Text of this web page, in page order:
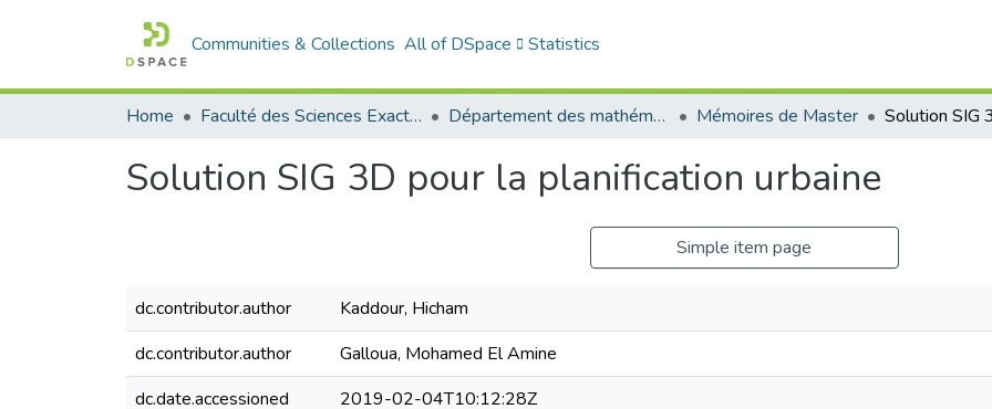
Communities & Collections All of DSpace Statistics
Home Faculté des Sciences Exactes et de l'Informatique Département des mathématiques et informatique Mémoires de Master
Solution SIG 3D pour la planification urbaine
Simple item page
dc.contributor.author
Kaddour, Hicham
dc.contributor.author
Galloua, Mohamed El Amine
dc.date.accessioned
2019-02-04T10:12:28Z